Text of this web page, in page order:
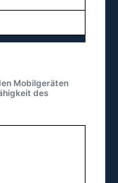
Mobilgeräten
des